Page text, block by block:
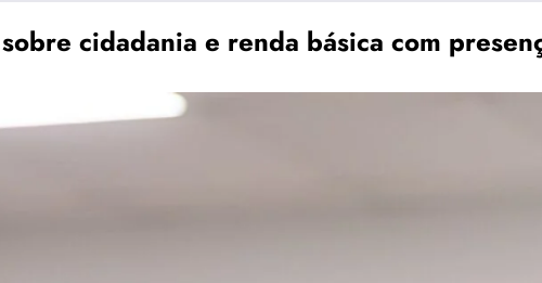
cidadania e renda básica com